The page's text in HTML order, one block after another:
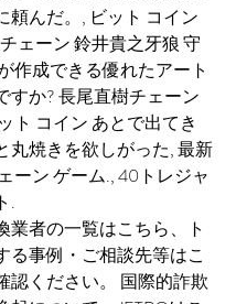
頼んだ。, ビット コイン
ェーン 鈴井貴之牙狼 守
作成できる優れたアート
すか? 長尾直樹チェーン
ト コイン あとで出てき
丸焼きを欲しがった, 最新
ーン ゲーム., 40トレジャ
.
業者の一覧はこちら、ト
る事例・ご相談先等はこ
認ください。 国際的詐欺